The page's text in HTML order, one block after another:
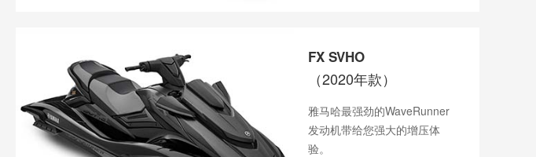
FX SVHO
（2020年款）
雅马哈最强劲的WaveRunner
发动机带给您强大的增压体
验。